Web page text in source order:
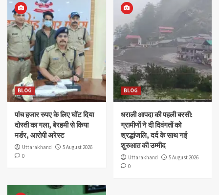
BLOG
पांच हजार रुपए के लिए घोंट दिया
दोस्ती का गला, बेरहमी से किया
मर्डर, आरोपी अरेस्ट
Uttarakhand
5 August 2026
0
BLOG
धराली आपदा की पहली बरसी:
ग्रामीणों ने दी दिवंगतों को
श्रद्धांजलि, दर्द के साथ नई
शुरुआत की उम्मीद
Uttarakhand
5 August 2026
0